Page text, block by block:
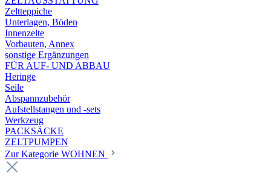
Zeltteppiche
Unterlagen, Böden
Innenzelte
Vorbauten, Annex
sonstige Ergänzungen
FÜR AUF- UND ABBAU
Heringe
Seile
Abspannzubehör
Aufstellstangen und -sets
Werkzeug
PACKSÄCKE
ZELTPUMPEN
Zur Kategorie WOHNEN